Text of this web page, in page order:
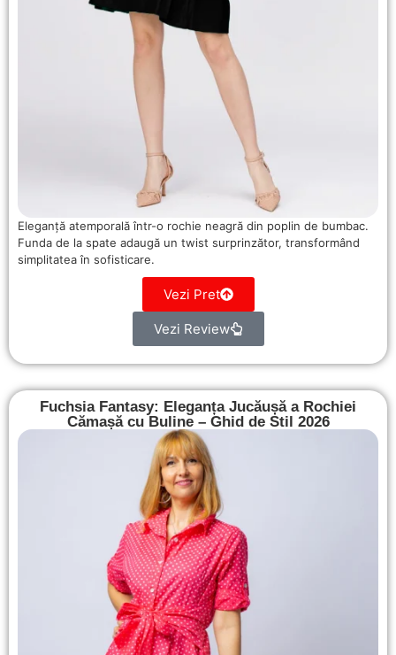
Eleganță atemporală într-o rochie neagră din poplin de bumbac.
Funda de la spate adaugă un twist surprinzător, transformând
simplitatea în sofisticare.
Vezi Pret
Vezi Review
Fuchsia Fantasy: Eleganța Jucăușă a Rochiei
Cămașă cu Buline – Ghid de Stil 2026